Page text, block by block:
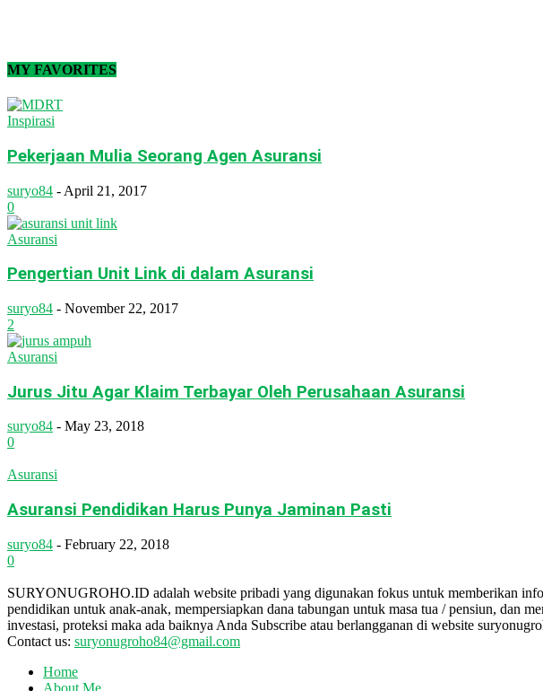
MY FAVORITES
Inspirasi
Pekerjaan Mulia Seorang Agen Asuransi
suryo84 - April 21, 2017
0
Asuransi
Pengertian Unit Link di dalam Asuransi
suryo84 - November 22, 2017
2
Asuransi
Jurus Jitu Agar Klaim Terbayar Oleh Perusahaan Asuransi
suryo84 - May 23, 2018
0
Asuransi
Asuransi Pendidikan Harus Punya Jaminan Pasti
suryo84 - February 22, 2018
0
SURYONUGROHO.ID adalah website pribadi yang digunakan fokus untuk memberikan
pendidikan untuk anak-anak, mempersiapkan dana tabungan untuk masa tua / pensiun, dan
investasi, proteksi maka ada baiknya Anda Subscribe atau berlangganan di website
Contact us: suryonugroho84@gmail.com
Home
About Me